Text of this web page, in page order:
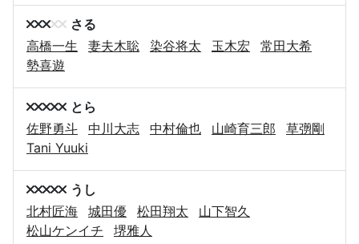
さる
高橋一生
妻夫木聡 染谷将太 玉木宏
常田大希
勢喜遊
とら
佐野勇斗
中川大志 中村倫也 山崎育三郎
草彅剛
Tani Yuuki
うし
北村匠海
城田優 松田翔太
山下智久
松山ケンイチ
堺雅人